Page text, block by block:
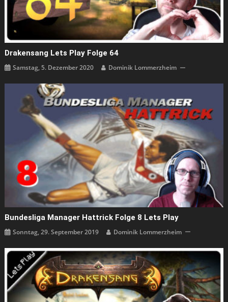
Drakensang Lets Play Folge 64
Samstag, 5. Dezember 2020 Dominik Lommerzheim
Bundesliga Manager Hattrick Folge 8 Lets Play
Sonntag, 29. September 2019 Dominik Lommerzheim